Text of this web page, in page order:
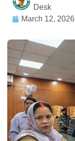
Desk
March 12, 2026